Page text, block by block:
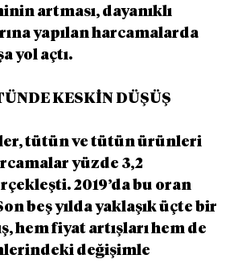
artması, dayanıklı
yapılan harcamalarda
yol açtı.
KESKİN DÜŞÜŞ
tütün ve tütün ürünleri
yüzde 3,2
2019’da bu oran
beş yılda yaklaşık üçte bir
hem fiyat artışları hem de
değişimle